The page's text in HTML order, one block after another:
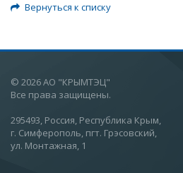
Вернуться к списку
© 2026 АО "КРЫМТЭЦ"
Все права защищены.
295493, Россия, Республика Крым,
г. Симферополь, пгт. Грэсовский,
ул. Монтажная, 1